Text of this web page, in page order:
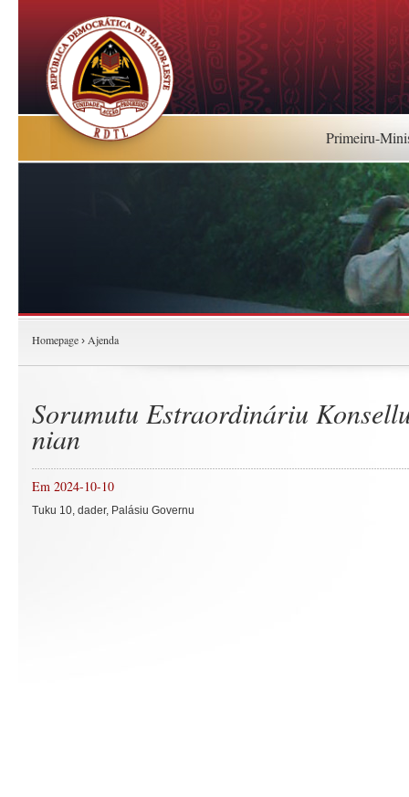
Primeiru-
Homepage › Ajenda
Sorumutu Estraordináriu
nian
Em 2024-10-10
Tuku 10, dader, Palásiu Governu